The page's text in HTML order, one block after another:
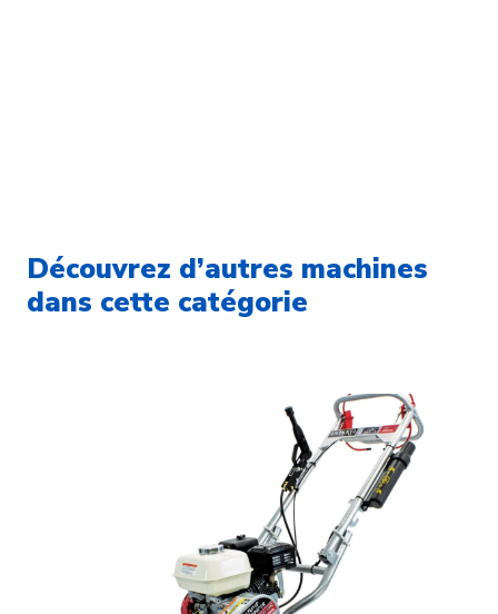
Découvrez d’autres machines
dans cette catégorie